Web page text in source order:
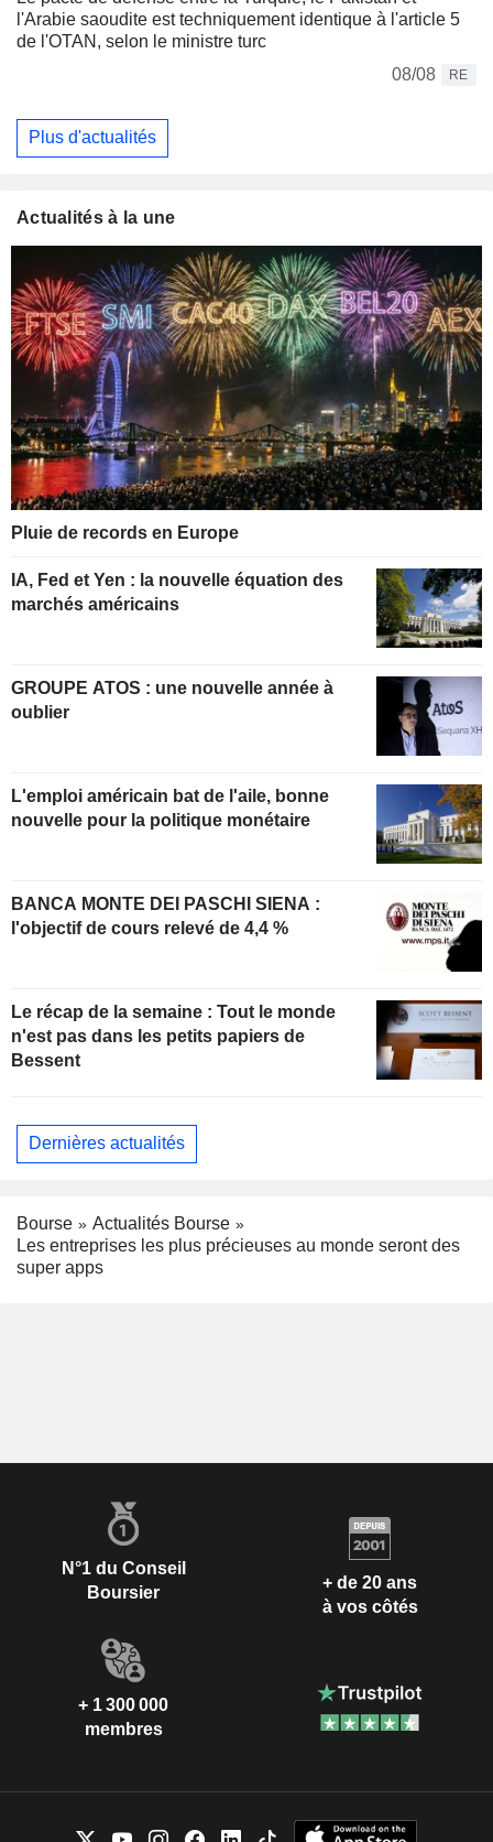
l'Arabie saoudite est techniquement identique à l'article 5
de l'OTAN, selon le ministre turc
08/08
RE
Plus d'actualités
Actualités à la une
Pluie de records en Europe
IA, Fed et Yen : la nouvelle équation des
marchés américains
GROUPE ATOS : une nouvelle année à
oublier
L'emploi américain bat de l'aile, bonne
nouvelle pour la politique monétaire
BANCA MONTE DEI PASCHI SIENA :
l'objectif de cours relevé de 4,4 %
Le récap de la semaine : Tout le monde
n'est pas dans les petits papiers de
Bessent
Dernières actualités
Bourse
Actualités Bourse
Les entreprises les plus précieuses au monde seront des
super apps
N°1 du Conseil
Boursier
+ de 20 ans
à vos côtés
+ 1 300 000
membres